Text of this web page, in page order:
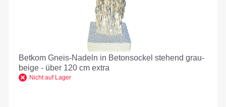
Betkom Gneis-Nadeln in Betonsockel stehend grau-
beige - über 120 cm extra
Nicht auf Lager